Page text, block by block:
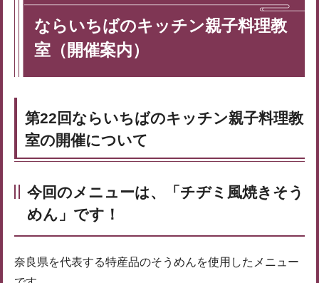
ならいちばのキッチン親子料理教
室（開催案内）
第22回ならいちばのキッチン親子料理教
室の開催について
今回のメニューは、「チヂミ風焼きそう
めん」です！
奈良県を代表する特産品のそうめんを使用したメニュー